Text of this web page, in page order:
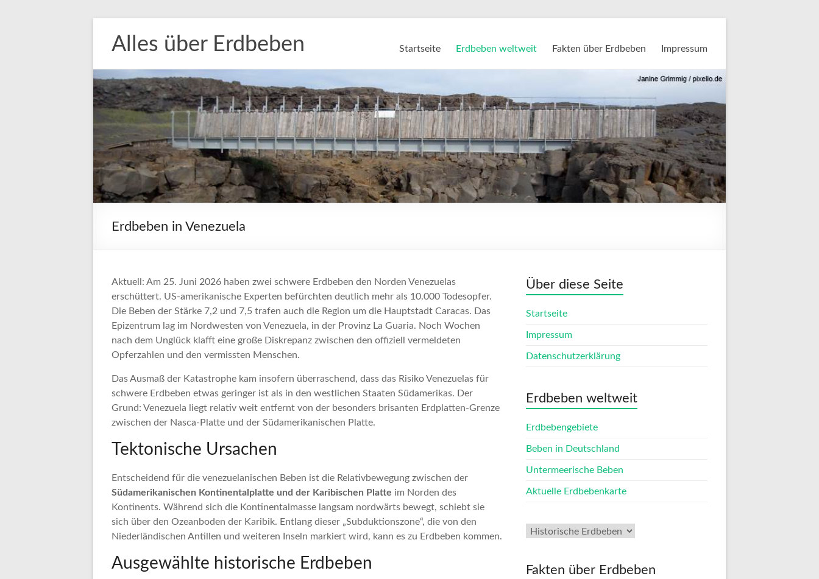
Inhalt
springenAlles über Erdbeben Startseite Erdbeben weltweit Fakten über Erdbeben Impressum
Erdbeben in Venezuela
Aktuell: Am 25. Juni 2026 haben zwei schwere Erdbeben den Norden Venezuelas
erschüttert. US-amerikanische Experten befürchten deutlich mehr als 10.000 Todesopfer.
Die Beben der Stärke 7,2 und 7,5 trafen auch die Region um die Hauptstadt Caracas. Das
Epizentrum lag im Nordwesten von Venezuela, in der Provinz La Guaria. Noch Wochen
nach dem Unglück klafft eine große Diskrepanz zwischen den offiziell vermeldeten
Opferzahlen und den vermissten Menschen.
Das Ausmaß der Katastrophe kam insofern überraschend, dass das Risiko Venezuelas für
schwere Erdbeben etwas geringer ist als in den westlichen Staaten Südamerikas. Der
Grund: Venezuela liegt relativ weit entfernt von der besonders brisanten Erdplatten-Grenze
zwischen der Nasca-Platte und der Südamerikanischen Platte.
Tektonische Ursachen
Entscheidend für die venezuelanischen Beben ist die Relativbewegung zwischen der
Südamerikanischen Kontinentalplatte und der Karibischen Platte im Norden des
Kontinents. Während sich die Kontinentalmasse langsam nordwärts bewegt, schiebt sie
sich über den Ozeanboden der Karibik. Entlang dieser „Subduktionszone“, die von den
Niederländischen Antillen und weiteren Inseln markiert wird, kann es zu Erdbeben kommen.
Ausgewählte historische Erdbeben
Über diese Seite
Startseite
Impressum
Datenschutzerklärung
Erdbeben weltweit
Erdbebengebiete
Beben in Deutschland
Untermeerische Beben
Aktuelle Erdbebenkarte
Fakten über Erdbeben